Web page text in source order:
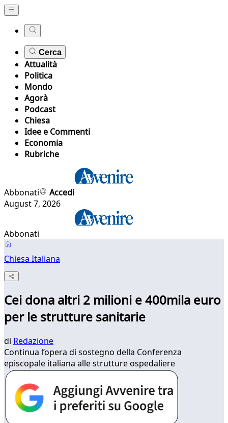
Cerca
Attualità
Politica
Mondo
Agorà
Podcast
Chiesa
Idee e Commenti
Economia
Rubriche
Abbonati
Accedi
August 7, 2026
Abbonati
Chiesa Italiana
Cei dona altri 2 milioni e 400mila euro
per le strutture sanitarie
di Redazione
Continua l’opera di sostegno della Conferenza
episcopale italiana alle strutture ospedaliere